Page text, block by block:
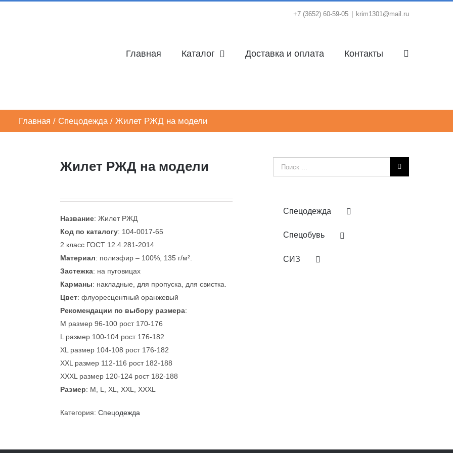
+7 (3652) 60-59-05 krim1301@mail.ru
Главная Каталог Доставка и оплата Контакты
Главная / Спецодежда / Жилет РЖД на модели
Жилет РЖД на модели
Название: Жилет РЖД
Код по каталогу: 104-0017-65
2 класс ГОСТ 12.4.281-2014
Материал: полиэфир – 100%, 135 г/м².
Застежка: на пуговицах
Карманы: накладные, для пропуска, для свистка.
Цвет: флуоресцентный оранжевый
Рекомендации по выбору размера:
M размер 96-100 рост 170-176
L размер 100-104 рост 176-182
XL размер 104-108 рост 176-182
XXL размер 112-116 рост 182-188
XXXL размер 120-124 рост 182-188
Размер: M, L, XL, XXL, XXXL
Категория: Спецодежда
Результат
поиска:
Спецодежда
Спецобувь
СИЗ